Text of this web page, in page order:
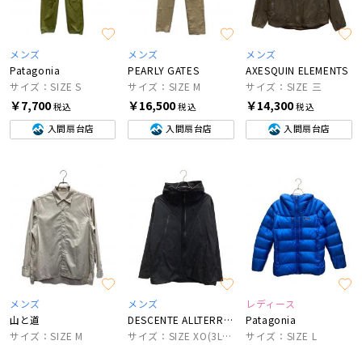
メンズ
Patagonia
サイズ：SIZE S
￥7,700税込
入間扇台店
メンズ
PEARLY GATES
サイズ：SIZE M
￥16,500税込
入間扇台店
メンズ
AXESQUIN ELEMENTS
サイズ：SIZE 三
￥14,300税込
入間扇台店
メンズ
山と道
サイズ：SIZE M
メンズ
DESCENTE ALLTERRAIN
サイズ：SIZE XO(3L相当)
レディース
Patagonia
サイズ：SIZE L